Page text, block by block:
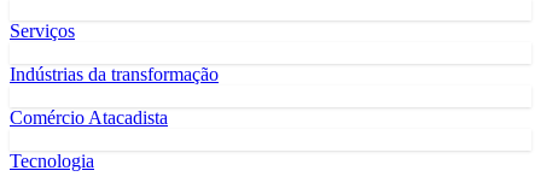
Serviços
Indústrias da transformação
Comércio Atacadista
Tecnologia